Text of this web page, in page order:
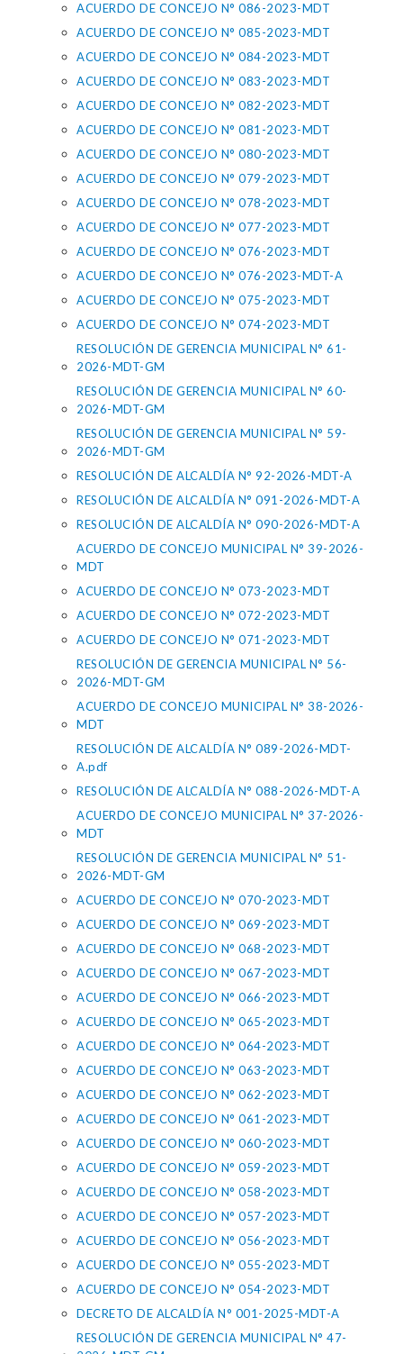
ACUERDO DE CONCEJO N° 086-2023-MDT
ACUERDO DE CONCEJO N° 085-2023-MDT
ACUERDO DE CONCEJO N° 084-2023-MDT
ACUERDO DE CONCEJO N° 083-2023-MDT
ACUERDO DE CONCEJO N° 082-2023-MDT
ACUERDO DE CONCEJO N° 081-2023-MDT
ACUERDO DE CONCEJO N° 080-2023-MDT
ACUERDO DE CONCEJO N° 079-2023-MDT
ACUERDO DE CONCEJO N° 078-2023-MDT
ACUERDO DE CONCEJO N° 077-2023-MDT
ACUERDO DE CONCEJO N° 076-2023-MDT
ACUERDO DE CONCEJO N° 076-2023-MDT-A
ACUERDO DE CONCEJO N° 075-2023-MDT
ACUERDO DE CONCEJO N° 074-2023-MDT
RESOLUCIÓN DE GERENCIA MUNICIPAL N° 61-
2026-MDT-GM
RESOLUCIÓN DE GERENCIA MUNICIPAL N° 60-
2026-MDT-GM
RESOLUCIÓN DE GERENCIA MUNICIPAL N° 59-
2026-MDT-GM
RESOLUCIÓN DE ALCALDÍA N° 92-2026-MDT-A
RESOLUCIÓN DE ALCALDÍA N° 091-2026-MDT-A
RESOLUCIÓN DE ALCALDÍA N° 090-2026-MDT-A
ACUERDO DE CONCEJO MUNICIPAL N° 39-2026-
MDT
ACUERDO DE CONCEJO N° 073-2023-MDT
ACUERDO DE CONCEJO N° 072-2023-MDT
ACUERDO DE CONCEJO N° 071-2023-MDT
RESOLUCIÓN DE GERENCIA MUNICIPAL N° 56-
2026-MDT-GM
ACUERDO DE CONCEJO MUNICIPAL N° 38-2026-
MDT
RESOLUCIÓN DE ALCALDÍA N° 089-2026-MDT-
A.pdf
RESOLUCIÓN DE ALCALDÍA N° 088-2026-MDT-A
ACUERDO DE CONCEJO MUNICIPAL N° 37-2026-
MDT
RESOLUCIÓN DE GERENCIA MUNICIPAL N° 51-
2026-MDT-GM
ACUERDO DE CONCEJO N° 070-2023-MDT
ACUERDO DE CONCEJO N° 069-2023-MDT
ACUERDO DE CONCEJO N° 068-2023-MDT
ACUERDO DE CONCEJO N° 067-2023-MDT
ACUERDO DE CONCEJO N° 066-2023-MDT
ACUERDO DE CONCEJO N° 065-2023-MDT
ACUERDO DE CONCEJO N° 064-2023-MDT
ACUERDO DE CONCEJO N° 063-2023-MDT
ACUERDO DE CONCEJO N° 062-2023-MDT
ACUERDO DE CONCEJO N° 061-2023-MDT
ACUERDO DE CONCEJO N° 060-2023-MDT
ACUERDO DE CONCEJO N° 059-2023-MDT
ACUERDO DE CONCEJO N° 058-2023-MDT
ACUERDO DE CONCEJO N° 057-2023-MDT
ACUERDO DE CONCEJO N° 056-2023-MDT
ACUERDO DE CONCEJO N° 055-2023-MDT
ACUERDO DE CONCEJO N° 054-2023-MDT
DECRETO DE ALCALDÍA N° 001-2025-MDT-A
RESOLUCIÓN DE GERENCIA MUNICIPAL N° 47-